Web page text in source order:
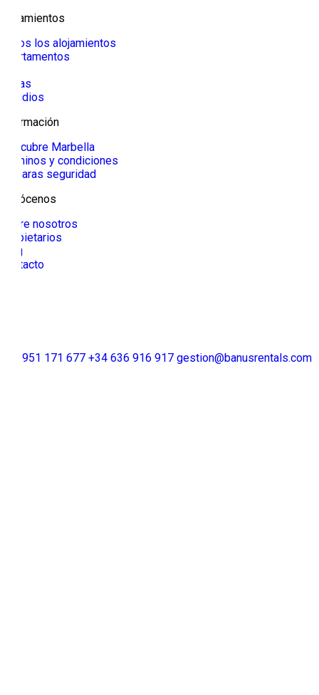
Alojamientos
Todos los alojamientos
Apartamentos
Casas
Estudios
Información
Descubre Marbella
Términos y condiciones
Cámaras seguridad
Conócenos
Sobre nosotros
Propietarios
Blog
Contacto
+34 951 171 677 +34 636 916 917 gestion@banusrentals.com